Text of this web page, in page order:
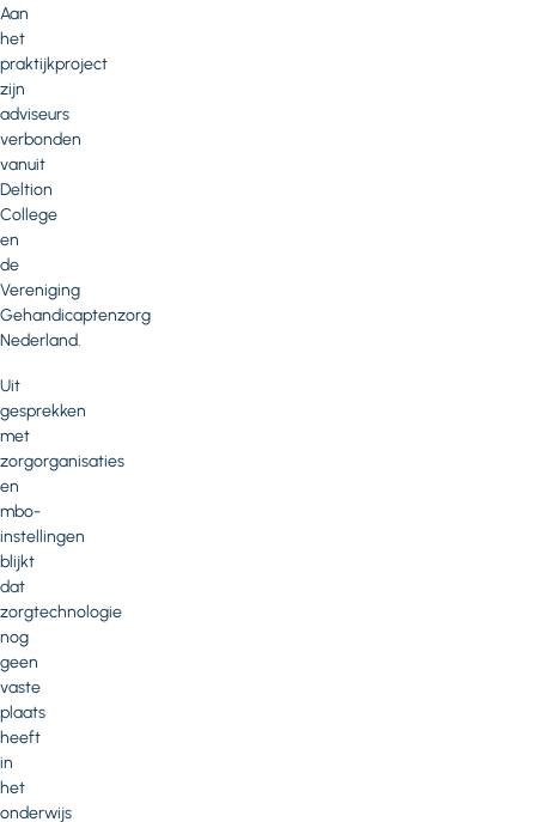
Aan
het
praktijkproject
zijn
adviseurs
verbonden
vanuit
Deltion
College
en
de
Vereniging
Gehandicaptenzorg
Nederland.
Uit
gesprekken
met
zorgorganisaties
en
mbo-
instellingen
blijkt
dat
zorgtechnologie
nog
geen
vaste
plaats
heeft
in
het
onderwijs